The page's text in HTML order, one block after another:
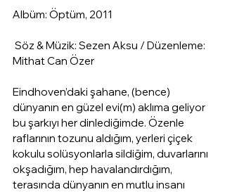
Albüm: Öptüm, 2011
Söz & Müzik: Sezen Aksu / Düzenleme:
Mithat Can Özer
Eindhoven’daki şahane, (bence)
dünyanın en güzel evi(m) aklıma geliyor
bu şarkıyı her dinlediğimde. Özenle
raflarının tozunu aldığım, yerleri çiçek
kokulu solüsyonlarla sildiğim, duvarlarını
okşadığım, hep havalandırdığım,
terasında dünyanın en mutlu insanı